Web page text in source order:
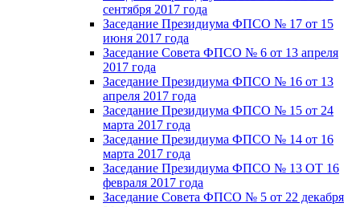
сентября 2017 года
Заседание Президиума ФПСО № 17 от 15
июня 2017 года
Заседание Совета ФПСО № 6 от 13 апреля
2017 года
Заседание Президиума ФПСО № 16 от 13
апреля 2017 года
Заседание Президиума ФПСО № 15 от 24
марта 2017 года
Заседание Президиума ФПСО № 14 от 16
марта 2017 года
Заседание Президиума ФПСО № 13 ОТ 16
февраля 2017 года
Заседание Совета ФПСО № 5 от 22 декабря